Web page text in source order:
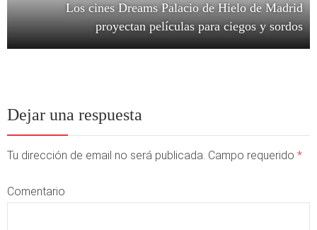
Los cines Dreams Palacio de Hielo de Madrid
proyectan películas para ciegos y sordos
Dejar una respuesta
Tu dirección de email no será publicada. Campo requerido *
Comentario